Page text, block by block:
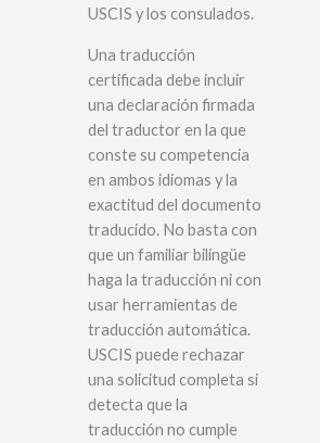
USCIS y los consulados.
Una traducción
certificada debe incluir
una declaración firmada
del traductor en la que
conste su competencia
en ambos idiomas y la
exactitud del documento
traducido. No basta con
que un familiar bilingüe
haga la traducción ni con
usar herramientas de
traducción automática.
USCIS puede rechazar
una solicitud completa si
detecta que la
traducción no cumple